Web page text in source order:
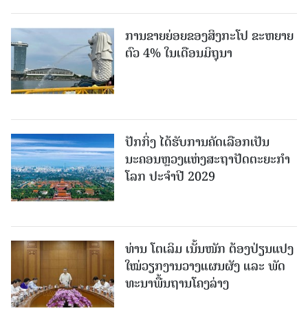
ການຂາຍຍ່ອຍຂອງສິງກະໂປ ຂະຫຍາຍ
ຕົວ 4% ໃນເດືອນມິຖຸນາ
ປັກກິ່ງ ໄດ້ຮັບການຄັດເລືອກເປັນ
ນະຄອນຫຼວງແຫ່ງສະຖາປັດຕະຍະກຳ
ໂລກ ປະຈຳປີ 2029
ທ່ານ ໂຕ​ເລິມ ເນັ້ນໜັກ ຕ້ອງ​ປ່ຽນ​ແປງ​
ໃໝ່​ວຽກ​ງານ​ວາງ​ແຜນ​ຜັງ ແລະ ​ພັດ​
ທະ​ນາ​ພື້ນ​ຖານ​ໂຄງ​ລ່າງ